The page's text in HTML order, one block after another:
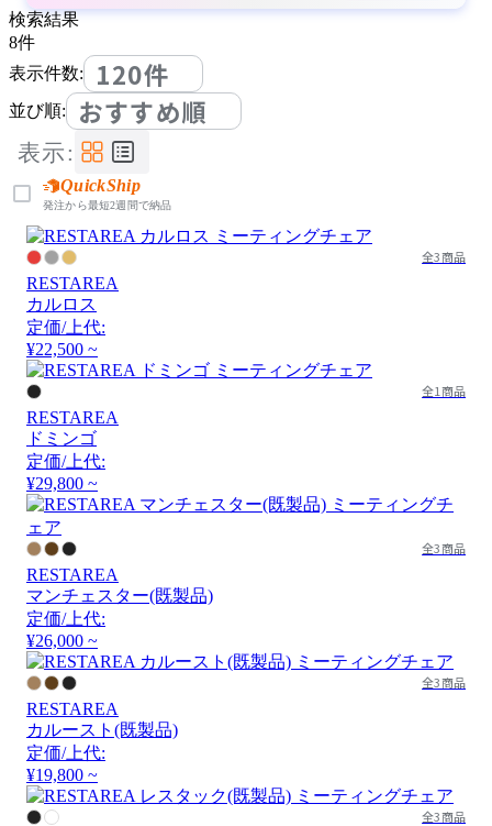
検索結果
8件
表示件数:
120件
並び順: おすすめ順
表示:
QuickShip
発注から最短2週間で納品
全3商品
RESTAREA
カルロス
定価/上代:
¥22,500 ~
全1商品
RESTAREA
ドミンゴ
定価/上代:
¥29,800 ~
全3商品
RESTAREA
マンチェスター(既製品)
定価/上代:
¥26,000 ~
全3商品
RESTAREA
カルースト(既製品)
定価/上代:
¥19,800 ~
全3商品